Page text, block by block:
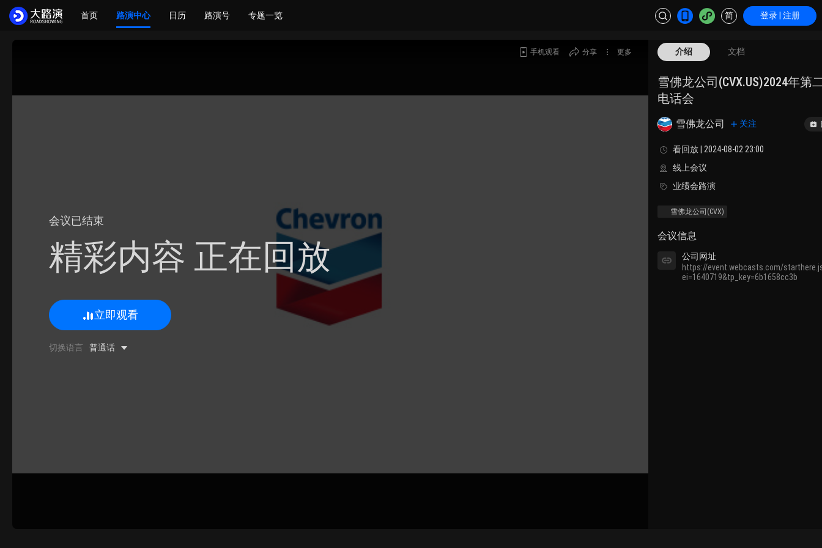
首页 路演中心 日历 路演号 专题一览 简 登录 | 注册
手机观看 分享 更多
会议已结束
精彩内容 正在回放
立即观看
切换语言 普通话
介绍 文档
雪佛龙公司(CVX.US)2024年第
电话会
雪佛龙公司 关注
看回放 | 2024-08-02 23:00
线上会议
业绩会路演
雪佛龙公司 (CVX)
会议信息
公司网址
https://event.webcasts.com/
ei=1640719&tp_key=6b1658cc3b
0/500 字